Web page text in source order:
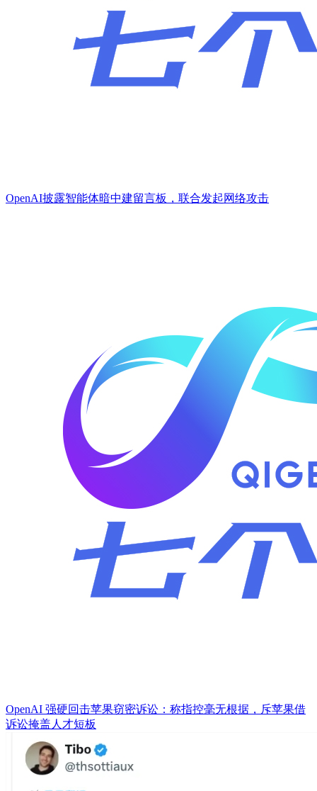
OpenAI披露智能体暗中建留言板，联合发起网络攻击
OpenAI 强硬回击苹果窃密诉讼：称指控毫无根据，斥苹果借
诉讼掩盖人才短板